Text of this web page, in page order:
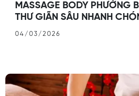
MASSAGE BODY PHƯỜNG
THƯ GIÃN SÂU NHANH
LƯỢNG
04/03/2026